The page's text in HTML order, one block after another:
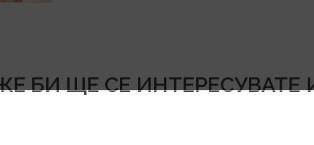
БИ ЩЕ СЕ ИНТЕРЕСУВАТЕ